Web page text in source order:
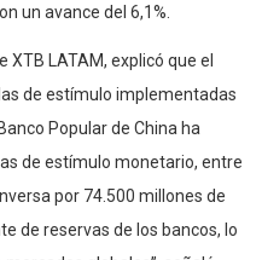
un avance del 6,1%.
XTB LATAM, explicó que el
de estímulo implementadas
Popular de China ha
de estímulo monetario, entre
por 74.500 millones de
de reservas de los bancos, lo